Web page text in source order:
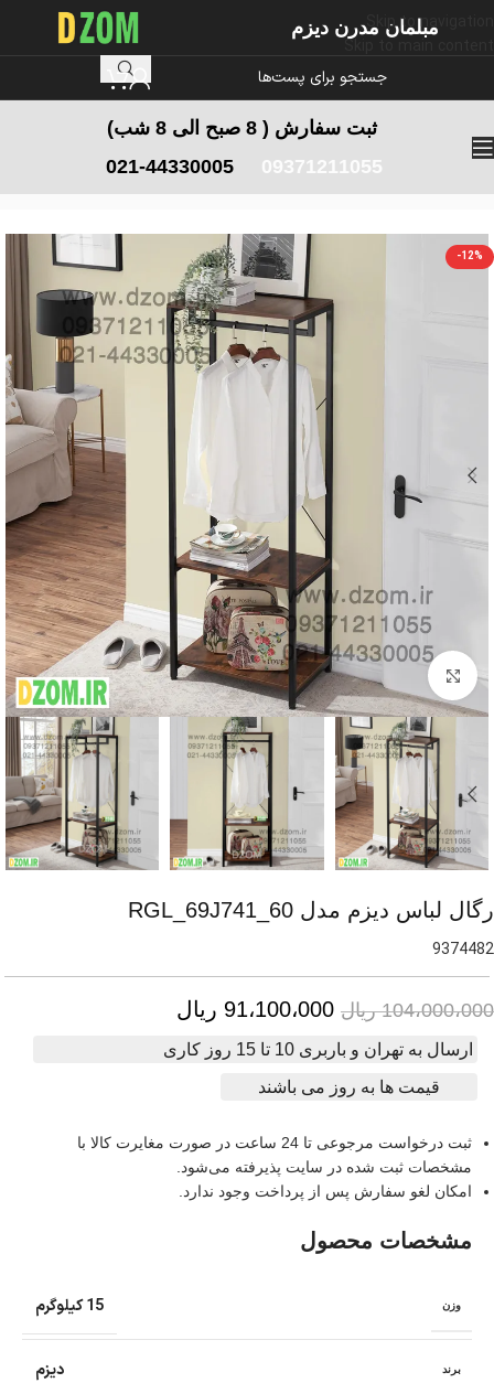
Skip to navigation
مبلمان مدرن دیزم
ثبت سفارش ( 8 صبح الی 8 شب)
09371211055
021-44330005
-12%
برای بزرگنمایی کلیک کنید
رگال لباس دیزم مدل RGL_69J741_60
9374482
104،000،000 ریال 91،100،000 ریال
ارسال به تهران و باربری 10 تا 15 روز کاری
قیمت ها به روز می باشند
ثبت درخواست مرجوعی تا 24 ساعت در صورت مغایرت کالا با
مشخصات ثبت شده در سایت پذیرفته می‌شود.
امکان لغو سفارش پس از پرداخت وجود ندارد.
مشخصات محصول
وزن 15 کیلوگرم
برند دیزم